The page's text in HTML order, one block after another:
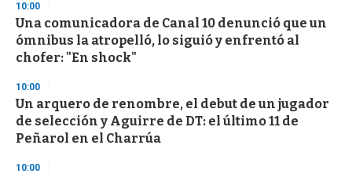
3
s
e
c
o
d
s
10:00
Una comunicadora de Canal 10 denunció que un
ómnibus la atropelló, lo siguió y enfrentó al
chofer: "En shock"
10:00
Un arquero de renombre, el debut de un jugador
de selección y Aguirre de DT: el último 11 de
Peñarol en el Charrúa
10:00